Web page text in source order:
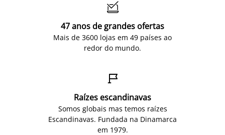

47 anos de grandes ofertas
Mais de 3600 lojas em 49 países ao
redor do mundo.

Raízes escandinavas
Somos globais mas temos raízes
Escandinavas. Fundada na Dinamarca
em 1979.